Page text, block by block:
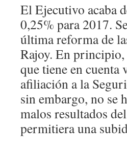
El Ejecutivo acaba
0,25% para 2017.
última reforma de
Rajoy. En principio,
que tiene en
afiliación a la
sin embargo, no se
malos resultados
permitiera una